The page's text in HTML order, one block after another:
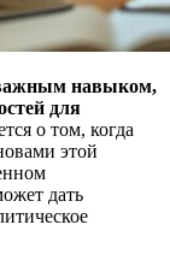
важным навыком,
для
о том, когда
этой
дать